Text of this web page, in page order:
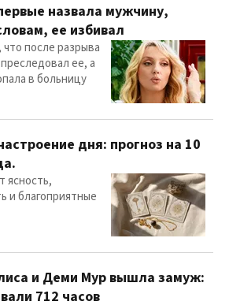
назвала мужчину,
ее избивал
после разрыва
ее, а
в больницу
дня: прогноз на 10
ясность,
и благоприятные
и Деми Мур вышла замуж:
712 часов